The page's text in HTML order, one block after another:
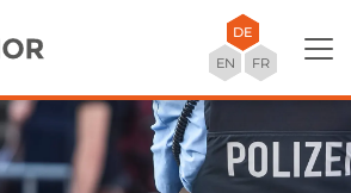
DE
EN
FR